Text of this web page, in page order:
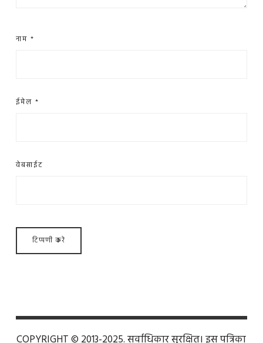
नाम *
ईमेल *
वेबसाईट
COPYRIGHT © 2013-2025. सर्वाधिकार सुरक्षित। इस पत्रिका